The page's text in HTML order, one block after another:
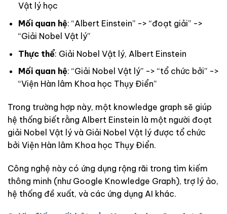
Vật lý học
Mối quan hệ: “Albert Einstein” -> “đoạt giải” ->
“Giải Nobel Vật lý”
Thực thể: Giải Nobel Vật lý, Albert Einstein
Mối quan hệ: “Giải Nobel Vật lý” -> “tổ chức bởi” ->
“Viện Hàn lâm Khoa học Thụy Điển”
Trong trường hợp này, một knowledge graph sẽ giúp
hệ thống biết rằng Albert Einstein là một người đoạt
giải Nobel Vật lý và Giải Nobel Vật lý được tổ chức
bởi Viện Hàn lâm Khoa học Thụy Điển.
Công nghệ này có ứng dụng rộng rãi trong tìm kiếm
thông minh (như Google Knowledge Graph), trợ lý ảo,
hệ thống đề xuất, và các ứng dụng AI khác.